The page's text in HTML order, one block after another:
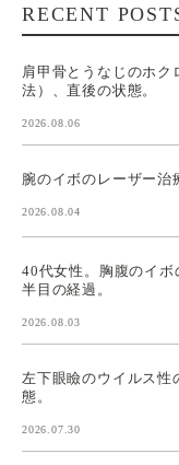
RECENT
肩甲骨とうなじのホク
法）、直後の状態。
2026.08.06
腕のイボのレーザー治
2026.08.04
40代女性。胸腹のイボ
半目の経過。
2026.08.03
左下眼瞼のウイルス性
態。
2026.07.30